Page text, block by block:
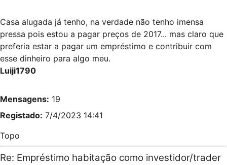
Casa alugada já tenho, na verdade não tenho imensa
pressa pois estou a pagar preços de 2017... mas claro que
preferia estar a pagar um empréstimo e contribuir com
esse dinheiro para algo meu.
Luiji1790
Mensagens: 19
Registado: 7/4/2023 14:41
Topo
Re: Empréstimo habitação como investidor/trader